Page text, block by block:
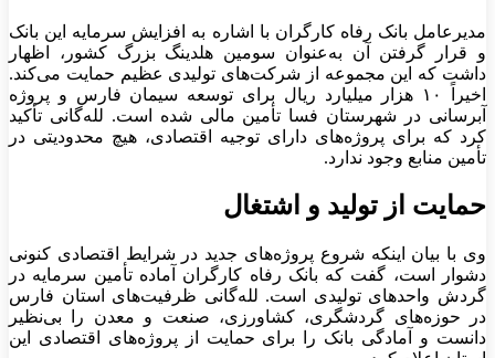
مدیرعامل بانک رفاه کارگران با اشاره به افزایش سرمایه این بانک
و قرار گرفتن آن به‌عنوان سومین هلدینگ بزرگ کشور، اظهار
داشت که این مجموعه از شرکت‌های تولیدی عظیم حمایت می‌کند.
اخیراً ۱۰ هزار میلیارد ریال برای توسعه سیمان فارس و پروژه
آبرسانی در شهرستان فسا تأمین مالی شده است. لله‌گانی تأکید
کرد که برای پروژه‌های دارای توجیه اقتصادی، هیچ محدودیتی در
تأمین منابع وجود ندارد.
حمایت از تولید و اشتغال
وی با بیان اینکه شروع پروژه‌های جدید در شرایط اقتصادی کنونی
دشوار است، گفت که بانک رفاه کارگران آماده تأمین سرمایه در
گردش واحدهای تولیدی است. لله‌گانی ظرفیت‌های استان فارس
در حوزه‌های گردشگری، کشاورزی، صنعت و معدن را بی‌نظیر
دانست و آمادگی بانک را برای حمایت از پروژه‌های اقتصادی این